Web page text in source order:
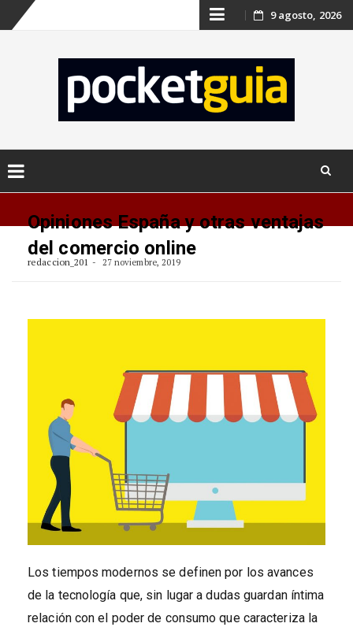
Skip
content
9 agosto, 2026
Opiniones España y otras ventajas
del comercio online
redaccion_201 27 noviembre, 2019
Los tiempos modernos se definen por los avances
de la tecnología que, sin lugar a dudas guardan íntima
relación con el poder de consumo que caracteriza la